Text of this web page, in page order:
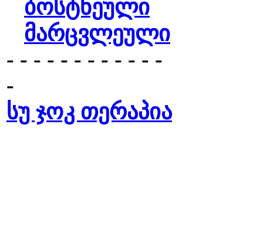
ბოსტნეული
მარცვლეული
- - - - - - - - - - - -
-
სუ ჯოკ თერაპია